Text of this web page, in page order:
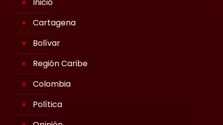
Cartagena
Bolívar
Región Caribe
Colombia
Política